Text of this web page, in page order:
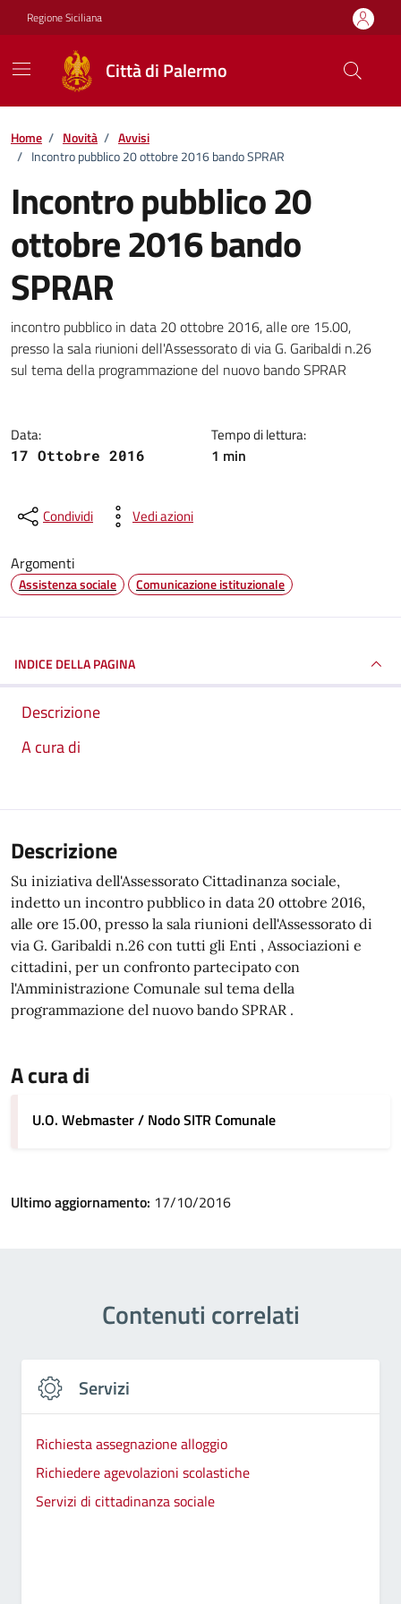
Vai ai contenuti
Vai al footer
Regione Siciliana
Città di Palermo
Home / Novità / Avvisi
/ Incontro pubblico 20 ottobre 2016 bando SPRAR
Incontro pubblico 20
ottobre 2016 bando
SPRAR
Dettagli della notizia
incontro pubblico in data 20 ottobre 2016, alle ore 15.00,
presso la sala riunioni dell'Assessorato di via G. Garibaldi n.26
sul tema della programmazione del nuovo bando SPRAR
Data:
17 Ottobre 2016
Tempo di lettura:
1 min
Condividi Vedi azioni
Argomenti
Assistenza sociale Comunicazione istituzionale
INDICE DELLA PAGINA
Descrizione
A cura di
Descrizione
Su iniziativa dell'Assessorato Cittadinanza sociale,
indetto un incontro pubblico in data 20 ottobre 2016,
alle ore 15.00, presso la sala riunioni dell'Assessorato di
via G. Garibaldi n.26 con tutti gli Enti , Associazioni e
cittadini, per un confronto partecipato con
l'Amministrazione Comunale sul tema della
programmazione del nuovo bando SPRAR .
A cura di
U.O. Webmaster / Nodo SITR Comunale
Ultimo aggiornamento: 17/10/2016
Contenuti correlati
Servizi
Richiesta assegnazione alloggio
Richiedere agevolazioni scolastiche
Servizi di cittadinanza sociale